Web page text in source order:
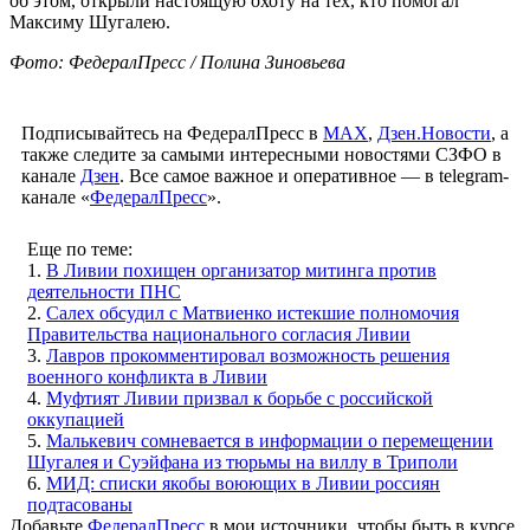
Максиму Шугалею.
Фото: ФедералПресс / Полина Зиновьева
Подписывайтесь на ФедералПресс в МАХ, Дзен.Новости, а
также следите за самыми интересными новостями СЗФО в
канале Дзен. Все самое важное и оперативное — в telegram-
канале «ФедералПресс».
Еще по теме:
1. В Ливии похищен организатор митинга против
деятельности ПНС
2. Салех обсудил с Матвиенко истекшие полномочия
Правительства национального согласия Ливии
3. Лавров прокомментировал возможность решения
военного конфликта в Ливии
4. Муфтият Ливии призвал к борьбе с российской
оккупацией
5. Малькевич сомневается в информации о перемещении
Шугалея и Суэйфана из тюрьмы на виллу в Триполи
6. МИД: списки якобы воюющих в Ливии россиян
подтасованы
Добавьте ФедералПресс в мои источники, чтобы быть в курсе